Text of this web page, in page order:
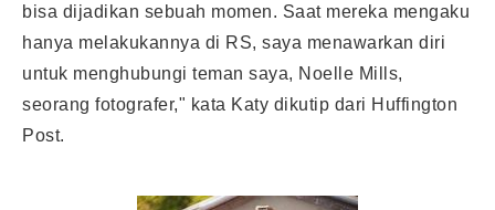
bisa dijadikan sebuah momen. Saat mereka mengaku
hanya melakukannya di RS, saya menawarkan diri
untuk menghubungi teman saya, Noelle Mills,
seorang fotografer," kata Katy dikutip dari Huffington
Post.